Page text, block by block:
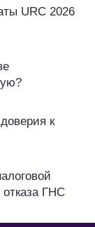
URC 2026
к
отказа ГНС